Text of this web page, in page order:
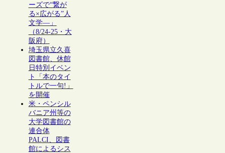
ーズで“繋が
る×広がる”人
文学―」
（8/24-25・大
阪府）
埼玉県立久喜
図書館、休館
日特別イベン
ト「本のタイ
トルで一句!」
を開催
米・ペンシル
バニア州等の
大学図書館の
連合体
PALCI、図書
館によるシス